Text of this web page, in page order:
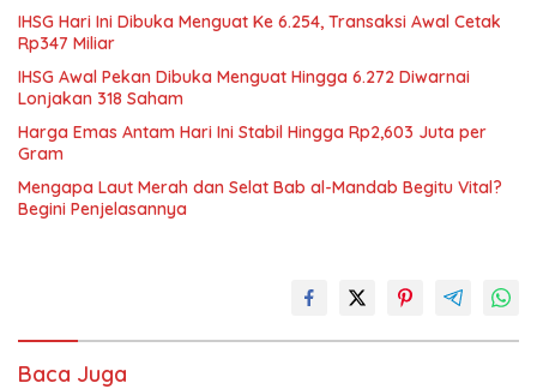
IHSG Hari Ini Dibuka Menguat Ke 6.254, Transaksi Awal Cetak
Rp347 Miliar
IHSG Awal Pekan Dibuka Menguat Hingga 6.272 Diwarnai
Lonjakan 318 Saham
Harga Emas Antam Hari Ini Stabil Hingga Rp2,603 Juta per
Gram
Mengapa Laut Merah dan Selat Bab al-Mandab Begitu Vital?
Begini Penjelasannya
Baca Juga